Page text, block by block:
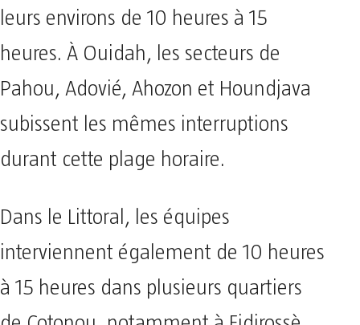
leurs environs de 10 heures à 15
heures. À Ouidah, les secteurs de
Pahou, Adovié, Ahozon et Houndjava
subissent les mêmes interruptions
durant cette plage horaire.
Dans le Littoral, les équipes
interviennent également de 10 heures
à 15 heures dans plusieurs quartiers